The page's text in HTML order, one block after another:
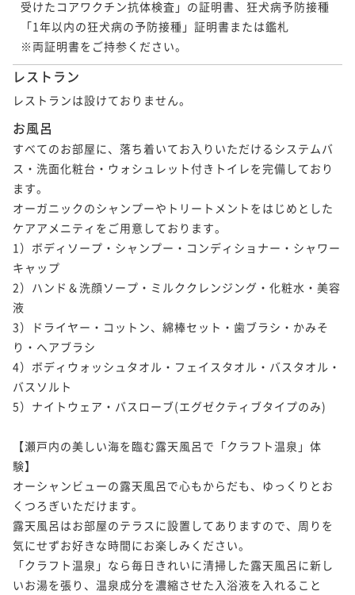
受けたコアワクチン抗体検査」の証明書、狂犬病予防接種
「1年以内の狂犬病の予防接種」証明書または鑑札
※両証明書をご持参ください。
レストラン
レストランは設けておりません。
お風呂
すべてのお部屋に、落ち着いてお入りいただけるシステムバ
ス・洗面化粧台・ウォシュレット付きトイレを完備しており
ます。
オーガニックのシャンプーやトリートメントをはじめとした
ケアアメニティをご用意しております。
1）ボディソープ・シャンプー・コンディショナー・シャワー
キャップ
2）ハンド＆洗顔ソープ・ミルククレンジング・化粧水・美容
液
3）ドライヤー・コットン、綿棒セット・歯ブラシ・かみそ
り・ヘアブラシ
4）ボディウォッシュタオル・フェイスタオル・バスタオル・
バスソルト
5）ナイトウェア・バスローブ(エグゼクティブタイプのみ)
【瀬戸内の美しい海を臨む露天風呂で「クラフト温泉」体
験】
オーシャンビューの露天風呂で心もからだも、ゆっくりとお
くつろぎいただけます。
露天風呂はお部屋のテラスに設置してありますので、周りを
気にせずお好きな時間にお楽しみください。
「クラフト温泉」なら毎日きれいに清掃した露天風呂に新し
いお湯を張り、温泉成分を濃縮させた入浴液を入れること